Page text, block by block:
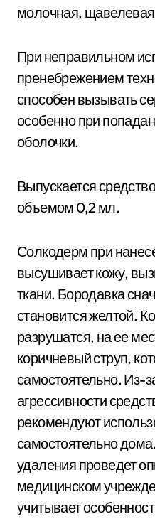
молочная,
При неправильном
пренебрежением
способен вызывать
особенно при
оболочки.
Выпускается
объемом 0,2 мл.
Солкодерм при
высушивает кожу,
ткани. Бородавка
становится желтой.
разрушатся, на ее
коричневый струп,
самостоятельно. Из-
агрессивности
рекомендуют
самостоятельно
удаления проведет
медицинском
учитывает